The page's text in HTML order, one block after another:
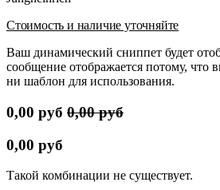
Стоимость и наличие уточняйте
Ваш динамический сниппет будет
сообщение отображается потому, что
ни шаблон для использования.
0,00 руб 0,00руб
0,00 руб
Такой комбинации не существует.